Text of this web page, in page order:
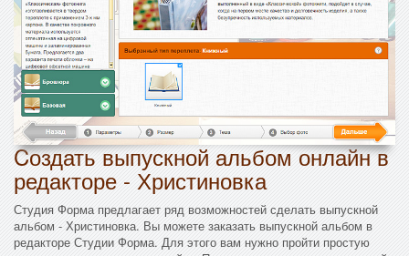
Cоздать выпускной альбом онлайн в
редакторе - Христиновка
Студия Форма предлагает ряд возможностей сделать выпускной
альбом - Христиновка. Вы можете заказать выпускной альбом в
редакторе Студии Форма. Для этого вам нужно пройти простую